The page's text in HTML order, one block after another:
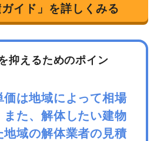
イド」を詳しくみる
抑えるためのポイン
価は地域によって相場
また、解体したい建物
地域の解体業者の見積